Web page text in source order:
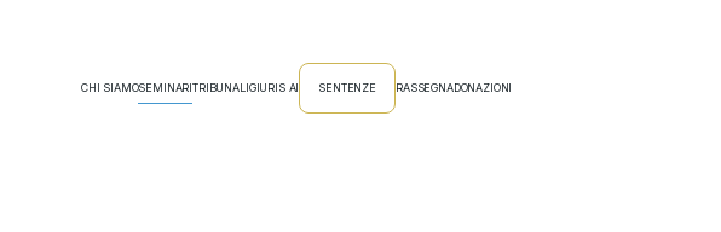
CHI SIAMOSEMINARITRIBUNALIGIURIS AI SENTENZE RASSEGNADONAZIONI